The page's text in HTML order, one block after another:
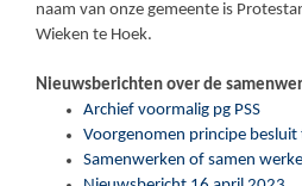
naam van onze gemeente is
Wieken te Hoek.
Nieuwsberichten over de
Archief voormalig pg PSS
Voorgenomen principe besluit
Samenwerken of samen